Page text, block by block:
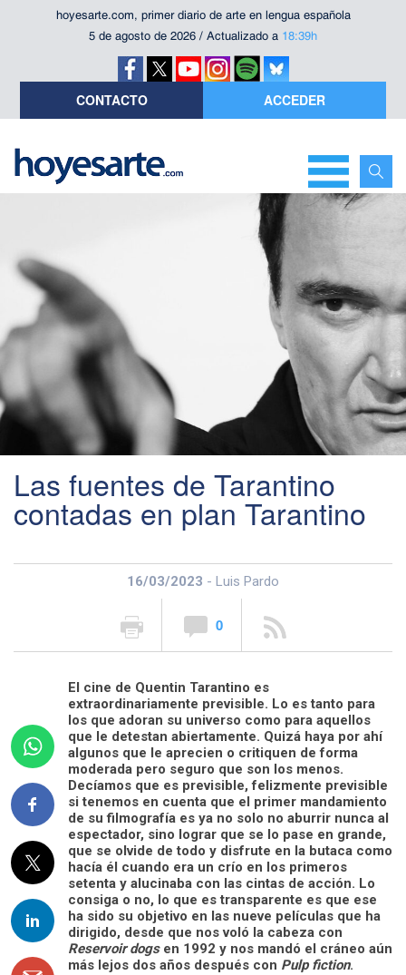
hoyesarte.com, primer diario de arte en lengua española
5 de agosto de 2026 / Actualizado a 18:39h
CONTACTO ACCEDER
Las fuentes de Tarantino
contadas en plan Tarantino
16/03/2023 - Luis Pardo
0
El cine de Quentin Tarantino es
extraordinariamente previsible. Lo es tanto para
los que adoran su universo como para aquellos
que le detestan abiertamente. Quizá haya por ahí
algunos que le aprecien o critiquen de forma
moderada pero seguro que son los menos.
Decíamos que es previsible, felizmente previsible
si tenemos en cuenta que el primer mandamiento
de su filmografía es ya no solo no aburrir nunca al
espectador, sino lograr que se lo pase en grande,
que se olvide de todo y disfrute en la butaca como
hacía él cuando era un crío en los primeros
setenta y alucinaba con las cintas de acción. Lo
consiga o no, lo que es transparente es que ese
ha sido su objetivo en las nueve películas que ha
dirigido, desde que nos voló la cabeza con
Reservoir dogsen 1992 y nos mandó el cráneo aún
más lejos dos años después con Pulp fiction.